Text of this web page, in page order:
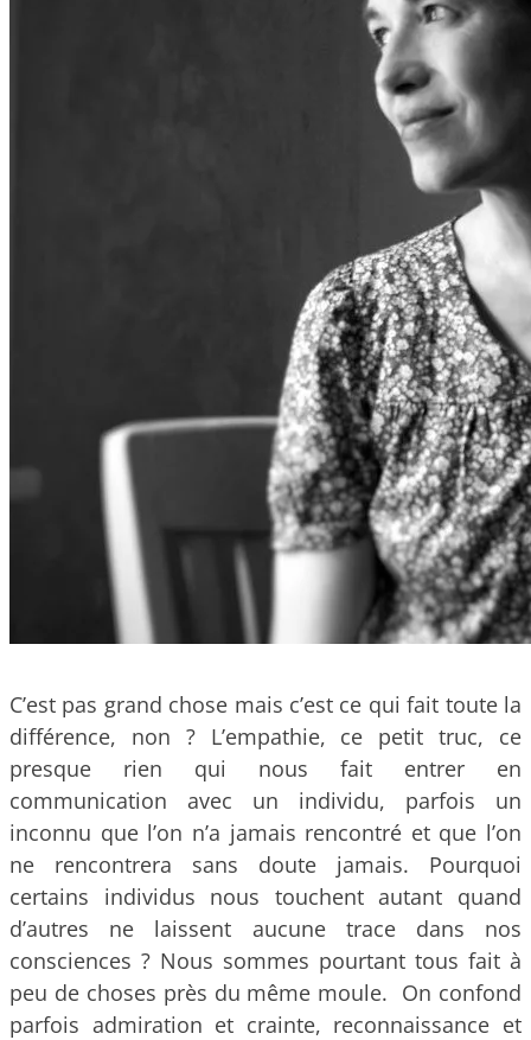
C’est pas grand chose mais c’est ce qui fait toute la
différence, non ? L’empathie, ce petit truc, ce
presque rien qui nous fait entrer en
communication avec un individu, parfois un
inconnu que l’on n’a jamais rencontré et que l’on
ne rencontrera sans doute jamais. Pourquoi
certains individus nous touchent autant quand
d’autres ne laissent aucune trace dans nos
consciences ? Nous sommes pourtant tous fait à
peu de choses près du même moule. On confond
parfois admiration et crainte, reconnaissance et